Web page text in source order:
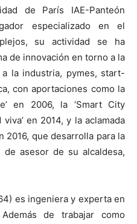
de París IAE-Panteón
especializado en el
su actividad se ha
de innovación en torno a la
la industria, pymes, start-
con aportaciones como la
en 2006, la ‘Smart City
viva’ en 2014, y la aclamada
2016, que desarrolla para la
asesor de su alcaldesa,
es ingeniera y experta en
de trabajar como